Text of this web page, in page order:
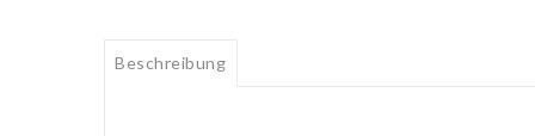
Beschreibung